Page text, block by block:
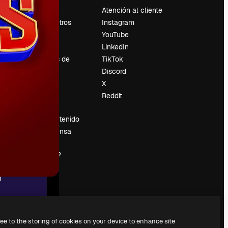
Precios
Sobre nosotros
Reviews
Empleo
Tendencias de
Vender contenido
Sala de prensa
magnific.ai?
Atención al cliente
Instagram
YouTube
LinkedIn
TikTok
Discord
X
Reddit
to the storing of cookies on your device to enhance site